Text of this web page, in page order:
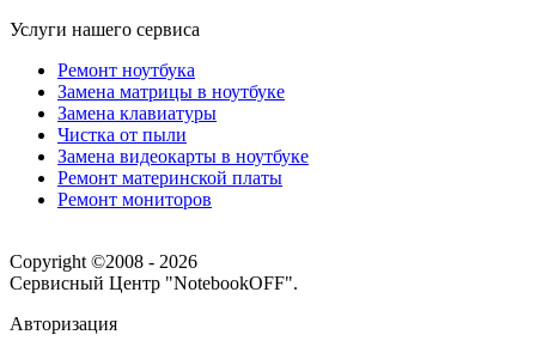
Услуги нашего сервиса
Ремонт ноутбука
Замена матрицы в ноутбуке
Замена клавиатуры
Чистка от пыли
Замена видеокарты в ноутбуке
Ремонт материнской платы
Ремонт мониторов
Copyright ©2008 - 2026
Сервисный Центр "NotebookOFF".
Авторизация